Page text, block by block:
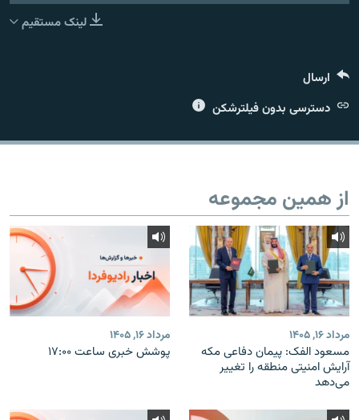
لینک مستقیم
ارسال
دسترسی بدون فیلترشکن
از همین مجموعه
مرداد ۱۶, ۱۴۰۵
مسعود الفک: پیمان دفاعی مکه
آرایش امنیتی منطقه را تغییر
می‌دهد
مرداد ۱۶, ۱۴۰۵
پوشش خبری ساعت ۱۷:۰۰